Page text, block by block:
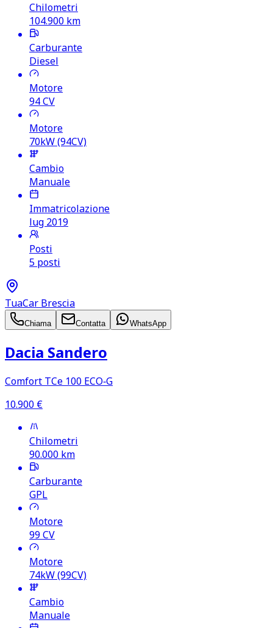
Chilometri
104.900 km
Carburante
Diesel
Motore
94CV
Motore
70kW (94CV)
Cambio
Manuale
Immatricolazione
lug 2019
Posti
5 posti
TuaCar Brescia
Chiama Contatta WhatsApp
Dacia Sandero
Comfort TCe 100 ECO‑G
10.900 €
Chilometri
90.000 km
Carburante
GPL
Motore
99CV
Motore
74kW (99CV)
Cambio
Manuale